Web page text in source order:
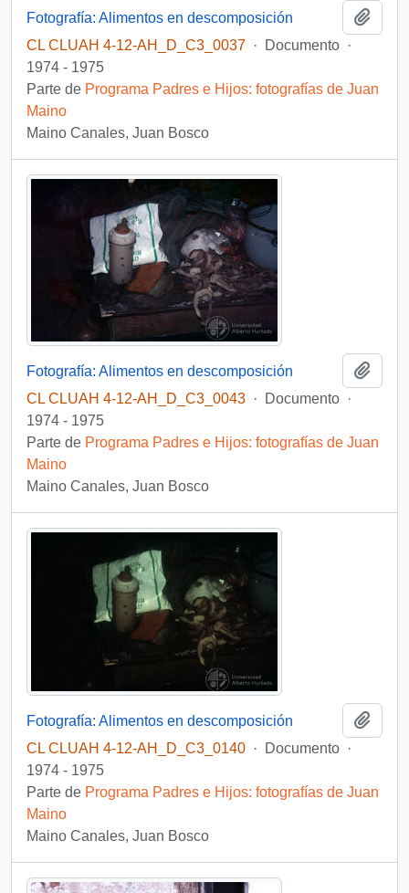
Fotografía: Alimentos en descomposición
CL CLUAH 4-12-AH_D_C3_0037 · Documento ·
1974 - 1975
Parte de Programa Padres e Hijos: fotografías de Juan
Maino
Maino Canales, Juan Bosco
Fotografía: Alimentos en descomposición
CL CLUAH 4-12-AH_D_C3_0043 · Documento ·
1974 - 1975
Parte de Programa Padres e Hijos: fotografías de Juan
Maino
Maino Canales, Juan Bosco
Fotografía: Alimentos en descomposición
CL CLUAH 4-12-AH_D_C3_0140 · Documento ·
1974 - 1975
Parte de Programa Padres e Hijos: fotografías de Juan
Maino
Maino Canales, Juan Bosco